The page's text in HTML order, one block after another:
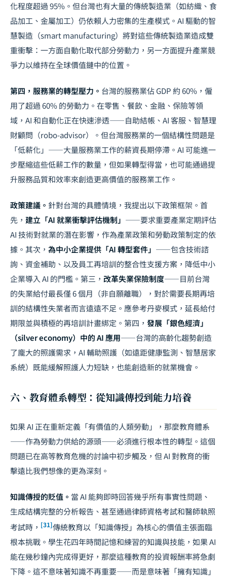
化程度超過 95%。但台灣也有大量的傳統製造業（如紡織、食
品加工、金屬加工）仍依賴人力密集的生產模式。AI 驅動的智
慧製造（smart manufacturing）將對這些傳統製造業造成雙
重衝擊：一方面自動化取代部分勞動力，另一方面提升產業競
爭力以維持在全球價值鏈中的位置。
第四，服務業的轉型壓力。 台灣的服務業佔 GDP 約 60%，僱
用了超過 60% 的勞動力。在零售、餐飲、金融、保險等領
域，AI 和自動化正在快速滲透——自助結帳、AI 客服、智慧理
財顧問（robo-advisor）。但台灣服務業的一個結構性問題是
「低薪化」——大量服務業工作的薪資長期停滯。AI 可能進一
步壓縮這些低薪工作的數量，但如果轉型得當，也可能通過提
升服務品質和效率來創造更高價值的服務業工作。
政策建議。 針對台灣的具體情境，我提出以下政策框架。首
先， 建立「AI 就業衝擊評估機制」 ——要求重要產業定期評估
AI 技術對就業的潛在影響，作為產業政策和勞動政策制定的依
據。其次， 為中小企業提供「AI 轉型套件」 ——包含技術諮
詢、資金補助、以及員工再培訓的整合性支援方案，降低中小
企業導入 AI 的門檻。第三， 改革失業保險制度——目前台灣
的失業給付最長僅 6 個月（非自願離職），對於需要長期再培
訓的結構性失業者而言遠遠不足。應參考丹麥模式，延長給付
期限並與積極的再培訓計畫綁定。第四， 發展「銀色經濟」
（silver economy）中的 AI 應用——台灣的高齡化趨勢創造
了龐大的照護需求，AI 輔助照護（如遠距健康監測、智慧居家
系統）既能緩解照護人力短缺，也能創造新的就業機會。
六、教育體系轉型：從知識傳授到能力培養
如果 AI 正在重新定義「有價值的人類勞動」，那麼教育體系
——作為勞動力供給的源頭——必須進行根本性的轉型。這個
問題已在高等教育危機的討論中初步觸及，但 AI 對教育的衝
擊遠比我們想像的更為深刻。
知識傳授的貶值。 當 AI 能夠即時回答幾乎所有事實性問題、
生成結構完整的分析報告、甚至通過律師資格考試和醫師執照
考試時， [31]傳統教育以「知識傳授」為核心的價值主張面臨
根本挑戰。學生花四年時間記憶和練習的知識與技能，如果 AI
能在幾秒鐘內完成得更好，那麼這種教育的投資報酬率將急劇
下降。這不意味著知識不再重要——而是意味著「擁有知識」